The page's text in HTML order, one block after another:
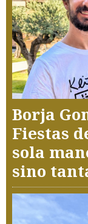
Borja
Fiestas
sola
sino